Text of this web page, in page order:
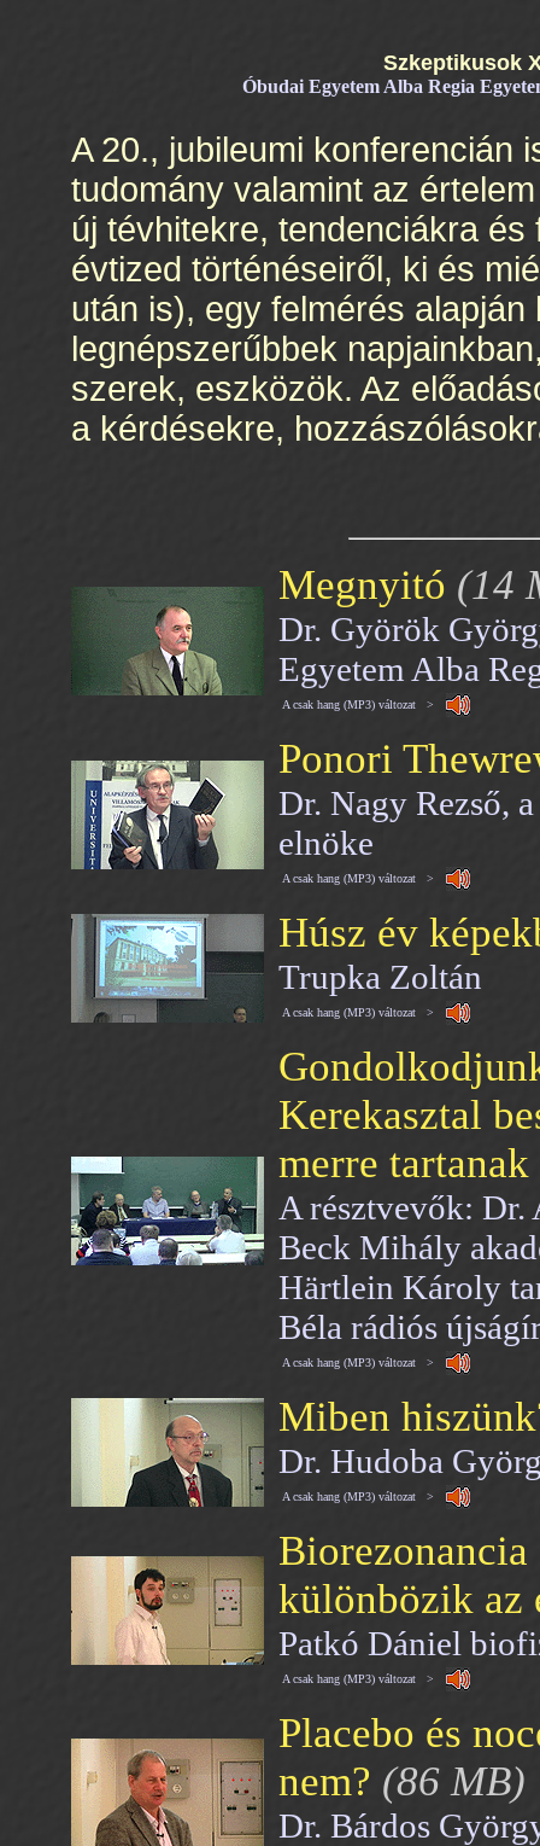
Szkeptikusok
Óbudai Egyetem Alba Regia
A 20., jubileumi konferencián
tudomány valamint az
új tévhitekre, tendenciákra
évtized történéseiről, ki és
után is), egy felmérés
legnépszerűbbek
szerek, eszközök. Az
a kérdésekre,
Megnyitó (14
Dr. Györök
Egyetem Alba
A csak hang (MP3) változat >
Ponori
Dr. Nagy Rezső,
elnöke
A csak hang (MP3) változat >
Húsz év
Trupka Zoltán
A csak hang (MP3) változat >
Kerekasztal
merre
A résztvevők:
Beck Mihály
Härtlein Károly
Béla rádiós
A csak hang (MP3) változat >
Miben
Dr. Hudoba
A csak hang (MP3) változat >
különbözik az
Patkó Dániel
A csak hang (MP3) változat >
Placebo és
nem? (86 MB)
Dr. Bárdos